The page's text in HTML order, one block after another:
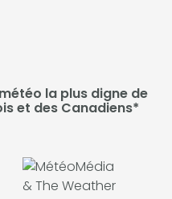
la plus digne de
et des Canadiens*